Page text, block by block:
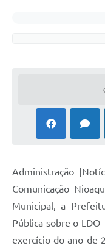
Administração
Comunicação
Municipal, a
Pública sobre o
exercício do ano de